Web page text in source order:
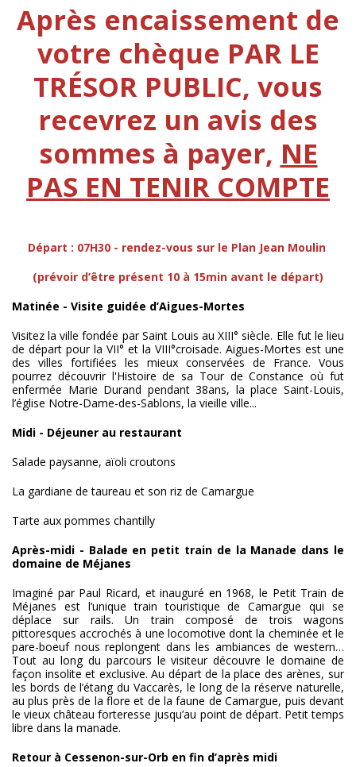
Après encaissement de
votre chèque PAR LE
TRÉSOR PUBLIC, vous
recevrez un avis des
sommes à payer, NE
PAS EN TENIR COMPTE
Départ : 07H30 - rendez-vous sur le Plan Jean Moulin
(prévoir d’être présent 10 à 15min avant le départ)
Matinée - Visite guidée d’Aigues-Mortes
Visitez la ville fondée par Saint Louis au XIII° siècle. Elle fut le lieu
de départ pour la VII° et la VIII°croisade. Aigues-Mortes est une
des villes fortifiées les mieux conservées de France. Vous
pourrez découvrir l'Histoire de sa Tour de Constance où fut
enfermée Marie Durand pendant 38ans, la place Saint-Louis,
l’église Notre-Dame-des-Sablons, la vieille ville...
Midi - Déjeuner au restaurant
Salade paysanne, aïoli croutons
La gardiane de taureau et son riz de Camargue
Tarte aux pommes chantilly
Après-midi - Balade en petit train de la Manade dans le
domaine de Méjanes
Imaginé par Paul Ricard, et inauguré en 1968, le Petit Train de
Méjanes est l’unique train touristique de Camargue qui se
déplace sur rails. Un train composé de trois wagons
pittoresques accrochés à une locomotive dont la cheminée et le
pare-boeuf nous replongent dans les ambiances de western…
Tout au long du parcours le visiteur découvre le domaine de
façon insolite et exclusive. Au départ de la place des arènes, sur
les bords de l’étang du Vaccarès, le long de la réserve naturelle,
au plus près de la flore et de la faune de Camargue, puis devant
le vieux château forteresse jusqu’au point de départ. Petit temps
libre dans la manade.
Retour à Cessenon-sur-Orb en fin d’après midi